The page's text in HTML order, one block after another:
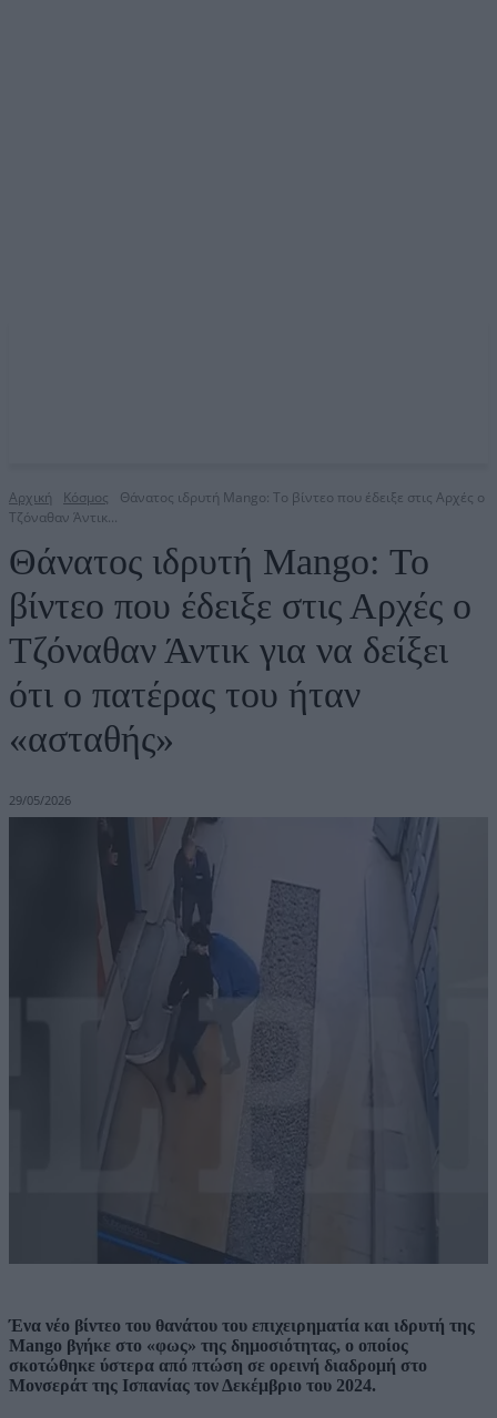
Αρχική Κόσμος
Θάνατος ιδρυτή Mango: Το βίντεο που έδειξε στις Αρχές ο
Τζόναθαν Άντικ...
Θάνατος ιδρυτή Mango: Το
βίντεο που έδειξε στις Αρχές ο
Τζόναθαν Άντικ για να δείξει
ότι ο πατέρας του ήταν
«ασταθής»
29/05/2026
Ένα νέο βίντεο του θανάτου του επιχειρηματία και ιδρυτή της
Mango βγήκε στο «φως» της δημοσιότητας, ο οποίος
σκοτώθηκε ύστερα από πτώση σε ορεινή διαδρομή στο
Μονσεράτ της Ισπανίας τον Δεκέμβριο του 2024.